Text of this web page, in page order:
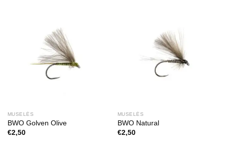
MUSELĖS
BWO Golven Olive
€2,50
MUSELĖS
BWO Natural
€2,50